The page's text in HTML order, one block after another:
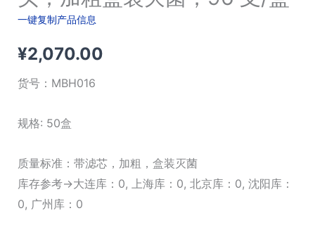
一键复制产品信息
¥2,070.00
货号： MBH016
规格: 50盒
质量标准：带滤芯，加粗，盒装灭菌
库存参考→大连库：0, 上海库：0, 北京库：0, 沈阳库：
0, 广州库：0